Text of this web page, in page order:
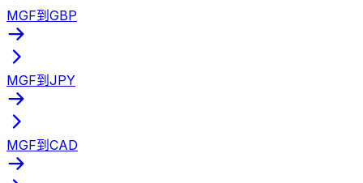
MGF到GBP
MGF到JPY
MGF到CAD